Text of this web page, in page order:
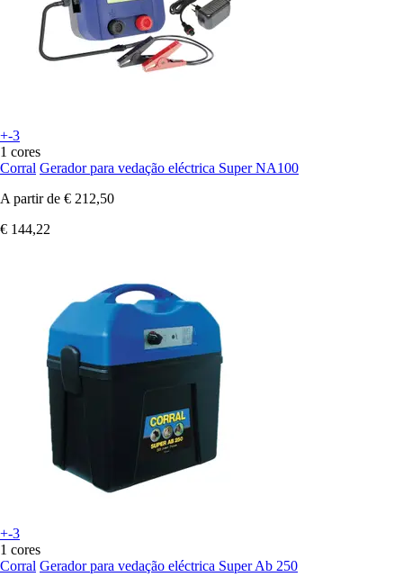
+-3
1 cores
Corral Gerador para vedação eléctrica Super NA100
A partir de € 212,50
€ 144,22
+-3
1 cores
Corral Gerador para vedação eléctrica Super Ab 250